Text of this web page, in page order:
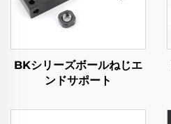
BKシリーズボールねじエ
ンドサポート